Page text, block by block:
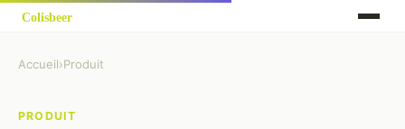
Accueil›Produit
PRODUIT